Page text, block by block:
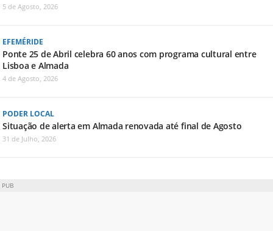
5 de Agosto, 2026
EFEMÉRIDE
Ponte 25 de Abril celebra 60 anos com programa cultural entre
Lisboa e Almada
4 de Agosto, 2026
PODER LOCAL
Situação de alerta em Almada renovada até final de Agosto
31 de Julho, 2026
PUB